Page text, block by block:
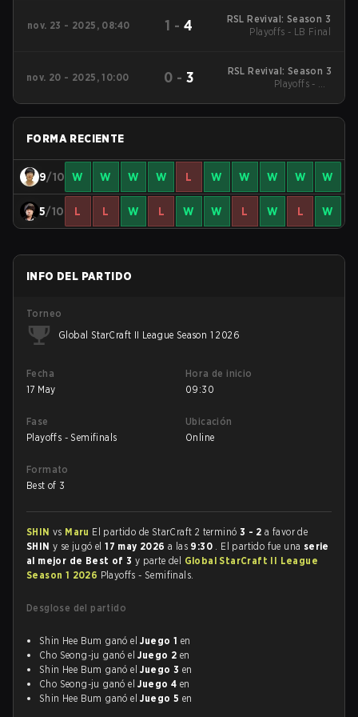
nov. 23 - 2025, 08:40 1 -4
RSL Revival: Season 3
Playoffs - LB Final
nov. 20 - 2025, 10:00 0 - 3
RSL Revival: Season 3
Playoffs - UB
FORMA RECIENTE
9/10 W W W W L W W W W W
5/10 L L W L W W L W L W
INFO DEL PARTIDO
Torneo
Global StarCraft II League Season 1 2026
Fecha
17 May
Hora de inicio
09:30
Fase
Playoffs - Semifinals
Ubicación
Online
Formato
Best of 3
SHIN vs Maru El partido de StarCraft 2 terminó 3 - 2 a favor de
SHIN y se jugó el17 may 2026a las 9:30 . El partido fue una serie
al mejor de Best of 3 y parte del Global StarCraft II League
Season 1 2026 Playoffs - Semifinals.
Desglose del partido
Shin Hee Bum ganó elJuego 1 en
Cho Seong-ju ganó elJuego 2 en
Shin Hee Bum ganó elJuego 3 en
Cho Seong-ju ganó elJuego 4 en
Shin Hee Bum ganó elJuego 5 en